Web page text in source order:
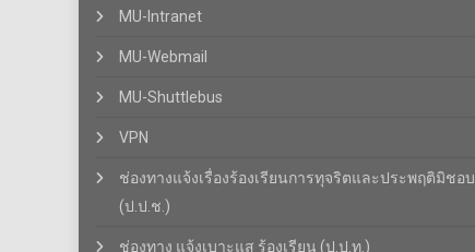
MU-Intranet
MU-Webmail
MU-Shuttlebus
VPN
ช่องทางแจ้งเรื่องร้องเรียนการทุจริตและประพฤติมิชอบ
(ป.ป.ช.)
ช่องทาง แจ้งเบาะแส ร้องเรียน (ป.ป.ท.)